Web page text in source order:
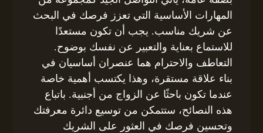
المهارات الأساسية التي تعزز فرصك في البحث
عن شريك مناسب. يجب أن تكون مستعدًا
للاستماع بعناية والتعبير عن نفسك بوضوح.
التعاطف والاحترام هما عنصران أساسيان في
بناء علاقة مستقرة، وهذا يكتسب أهمية خاصة
عندما تكون باحثًا عن الزواج من أجنبية. باتباع
هذه النصائح، ستتمكن من توسيع دائرة معرفتك
وتحسين فرصك في العثور على الشريك